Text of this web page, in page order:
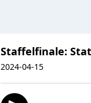
Staffelfinale:
2024-04-15